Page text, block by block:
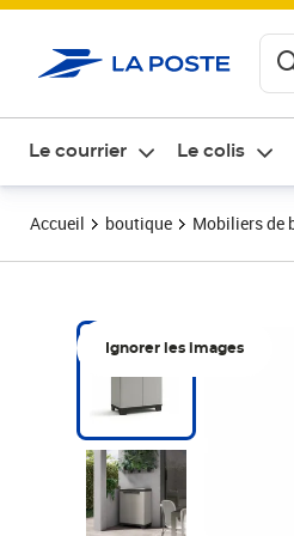
Le courrier Le colis
Accueil boutique Mobiliers de
Ignorer les images